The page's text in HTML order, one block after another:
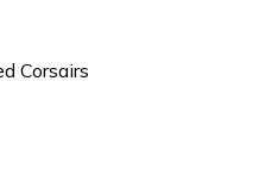
Corsairs